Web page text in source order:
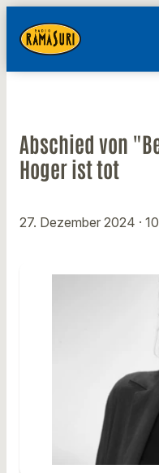
Abschied von
Hoger ist tot
27. Dezember 2024 ·